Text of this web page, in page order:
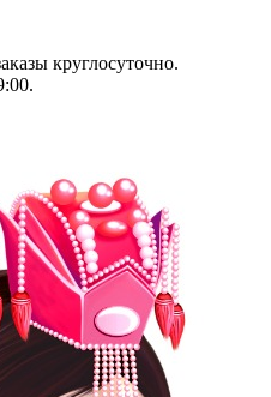
круглосуточно.